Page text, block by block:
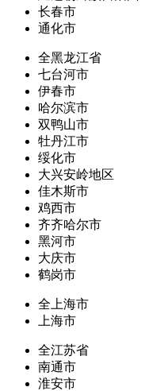
长春市
通化市
全黑龙江省
七台河市
伊春市
哈尔滨市
双鸭山市
牡丹江市
绥化市
大兴安岭地区
佳木斯市
鸡西市
齐齐哈尔市
黑河市
大庆市
鹤岗市
全上海市
上海市
全江苏省
南通市
淮安市